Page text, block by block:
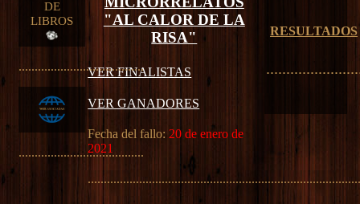
DE
LIBROS
.......................................
.......................................
"AL CALOR DE LA
RISA"
VER FINALISTAS
VER GANADORES
Fecha del fallo: 20 de enero de
2021
RESULTADOS